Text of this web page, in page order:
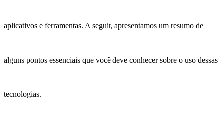
aplicativos e ferramentas. A seguir, apresentamos um resumo de
alguns pontos essenciais que você deve conhecer sobre o uso dessas
tecnologias.